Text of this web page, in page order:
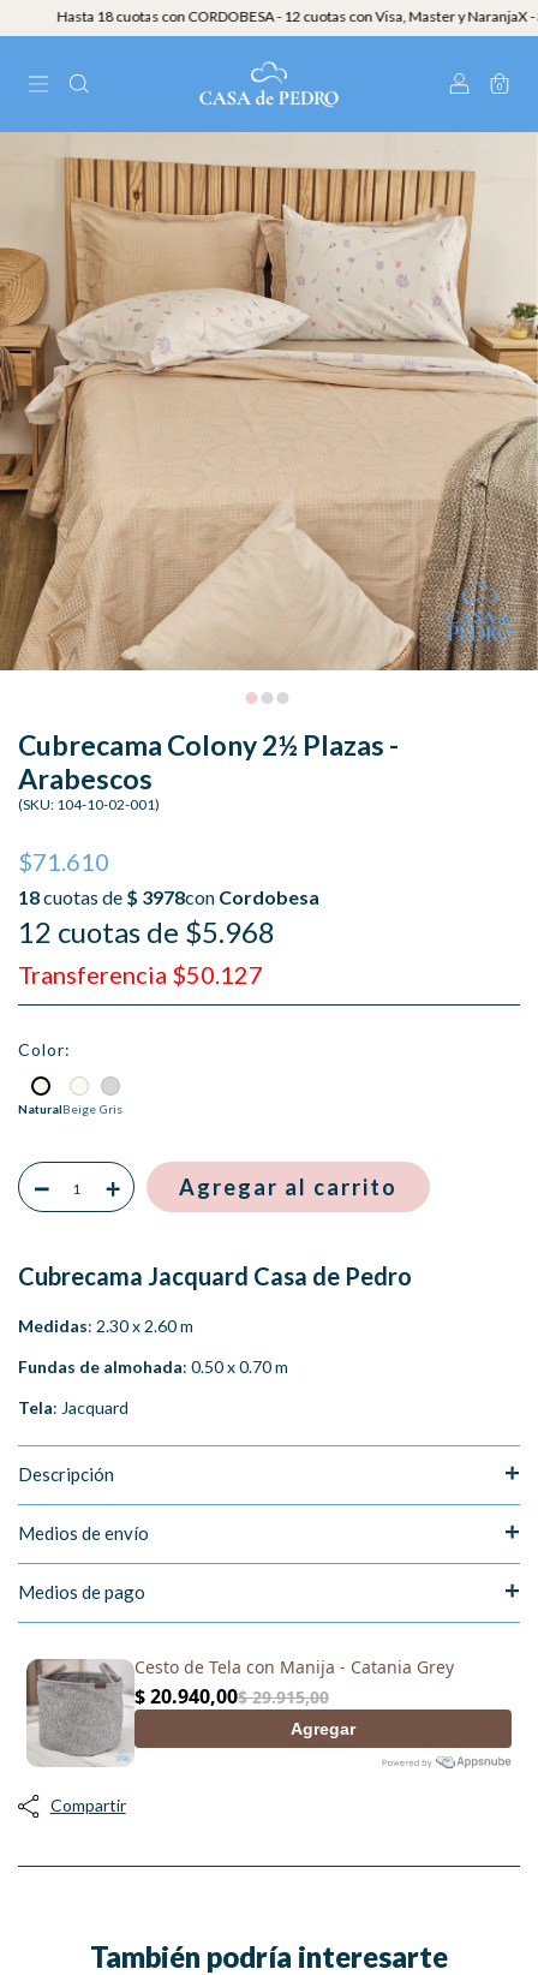
Hasta 18 cuotas con CORDOBESA - 12 cuotas con Visa, Master y NaranjaX -
0
Cubrecama Colony 2½ Plazas -
Arabescos
(SKU: 104-10-02-001)
$71.610
12 cuotas de $5.968
Transferencia $50.127
Color:
NaturalBeige Gris
Cubrecama Jacquard Casa de Pedro
Medidas: 2.30 x 2.60 m
Fundas de almohada: 0.50 x 0.70 m
Tela: Jacquard
Descripción
Medios de envío
Medios de pago
Compartir
También podría interesarte